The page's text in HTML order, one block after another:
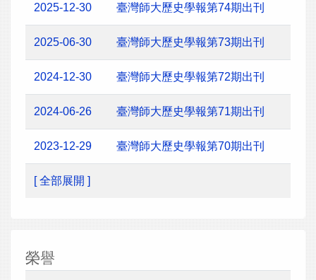
2025-12-30 臺灣師大歷史學報第74期出刊
2025-06-30 臺灣師大歷史學報第73期出刊
2024-12-30 臺灣師大歷史學報第72期出刊
2024-06-26 臺灣師大歷史學報第71期出刊
2023-12-29 臺灣師大歷史學報第70期出刊
[ 全部展開 ]
榮譽